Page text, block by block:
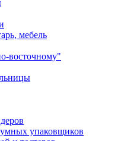
мебель
восточному"
упаковщиков